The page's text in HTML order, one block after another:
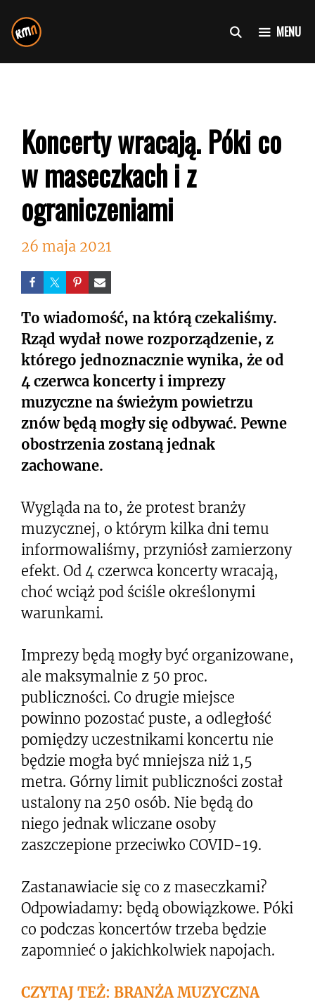
do
treści
MENU
Koncerty wracają. Póki co
w maseczkach i z
ograniczeniami
26 maja 2021
To wiadomość, na którą czekaliśmy.
Rząd wydał nowe rozporządzenie, z
którego jednoznacznie wynika, że od
4 czerwca koncerty i imprezy
muzyczne na świeżym powietrzu
znów będą mogły się odbywać. Pewne
obostrzenia zostaną jednak
zachowane.
Wygląda na to, że protest branży
muzycznej, o którym kilka dni temu
informowaliśmy, przyniósł zamierzony
efekt. Od 4 czerwca koncerty wracają,
choć wciąż pod ściśle określonymi
warunkami.
Imprezy będą mogły być organizowane,
ale maksymalnie z 50 proc.
publiczności. Co drugie miejsce
powinno pozostać puste, a odległość
pomiędzy uczestnikami koncertu nie
będzie mogła być mniejsza niż 1,5
metra. Górny limit publiczności został
ustalony na 250 osób. Nie będą do
niego jednak wliczane osoby
zaszczepione przeciwko COVID-19.
Zastanawiacie się co z maseczkami?
Odpowiadamy: będą obowiązkowe. Póki
co podczas koncertów trzeba będzie
zapomnieć o jakichkolwiek napojach.
CZYTAJ TEŻ: BRANŻA MUZYCZNA